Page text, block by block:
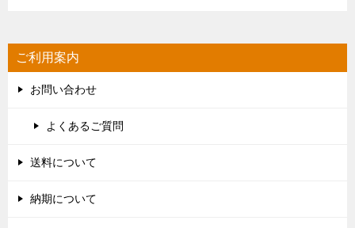
ご利用案内
お問い合わせ
よくあるご質問
送料について
納期について